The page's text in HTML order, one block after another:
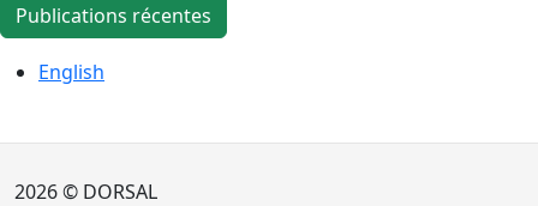
Publications récentes
English
2026 © DORSAL